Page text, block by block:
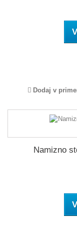
Dodaj v
Namizno